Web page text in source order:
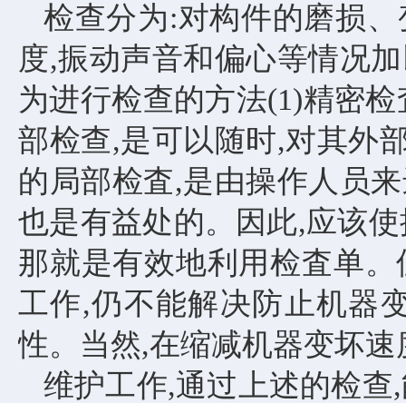
检查分为:对构件的磨损
度,振动声音和偏心等情况
为进行检查的方法(1)精密
部检查,是可以随时,对其外
的局部检査,是由操作人员
也是有益处的。因此,应该
那就是有效地利用检査单
工作,仍不能解决防止机器
性。当然,在缩减机器变坏
维护工作,通过上述的检